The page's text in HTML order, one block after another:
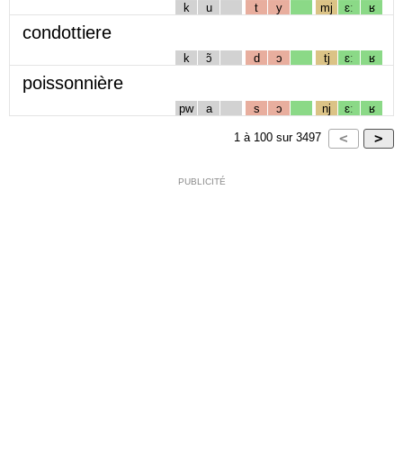
k u t y mj ɛː ʁ
condottiere
k ɔ̃ d ɔ tj ɛː ʁ
poissonnière
pw a s ɔ nj ɛː ʁ
1 à 100 sur 3497
PUBLICITÉ